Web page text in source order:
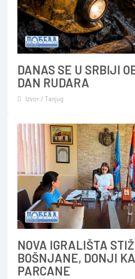
DANAS SE U SRBIJI
DAN RUDARA
Izvor / Tanjug
NOVA IGRALIŠTA
BOŠNJANE, DONJI
PARCANE